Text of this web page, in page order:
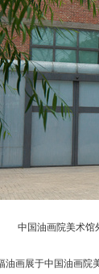
中国油画院美术馆
画展于中国油画院